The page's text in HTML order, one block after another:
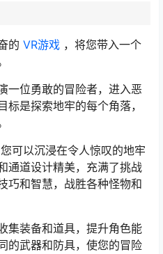
的 VR游戏 ，将您带入一个
一位勇敢的冒险者，进入恶
是探索地牢的每个角落，
可以沉浸在令人惊叹的地牢
通道设计精美，充满了挑战
巧和智慧，战胜各种怪物和
集装备和道具，提升角色能
的武器和防具，使您的冒险